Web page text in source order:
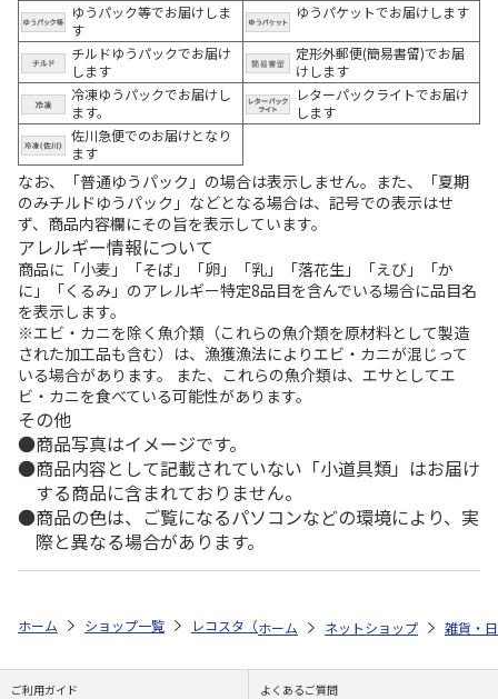
ゆうパック等でお届けしま
す
ゆうパケットでお届けします
チルドゆうパックでお届け
します
定形外郵便(簡易書留)でお届
けします
冷凍ゆうパックでお届けし
ます。
レターパックライトでお届け
します
佐川急便でのお届けとなり
ます
なお、「普通ゆうパック」の場合は表示しません。また、「夏期
のみチルドゆうパック」などとなる場合は、記号での表示はせ
ず、商品内容欄にその旨を表示しています。
アレルギー情報について
商品に「小麦」「そば」「卵」「乳」「落花生」「えび」「か
に」「くるみ」のアレルギー特定8品目を含んでいる場合に品目名
を表示します。
※エビ・カニを除く魚介類（これらの魚介類を原材料として製造
された加工品も含む）は、漁獲漁法によりエビ・カニが混じって
いる場合があります。 また、これらの魚介類は、エサとしてエ
ビ・カニを食べている可能性があります。
その他
商品写真はイメージです。
商品内容として記載されていない「小道具類」はお届け
する商品に含まれておりません。
商品の色は、ご覧になるパソコンなどの環境により、実
際と異なる場合があります。
ホーム ショップ一覧 レコスタ（株式会社電通プロモーション） 『
ホーム ネットショップ 雑貨・
ご利用ガイド よくあるご質問